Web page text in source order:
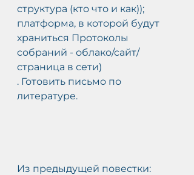
структура (кто что и как));
платформа, в которой будут
храниться Протоколы
собраний - облако/сайт/
страница в сети)
. Готовить письмо по
литературе.
Из предыдущей повестки: